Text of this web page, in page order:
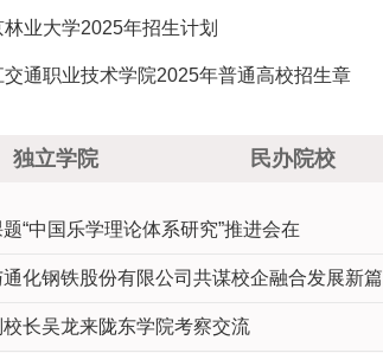
林业大学2025年招生计划
交通职业技术学院2025年普通高校招生章
独立学院 民办院校
“中国乐学理论体系研究”推进会在
化钢铁股份有限公司共谋校企融合发展新篇
长吴龙来陇东学院考察交流